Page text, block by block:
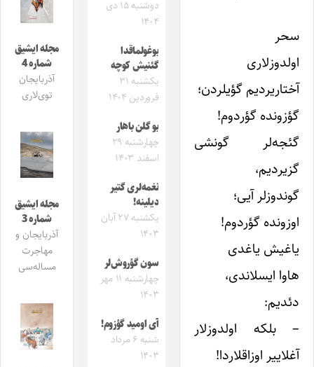
سحر
اولدوزلاری
آختاریردیم گؤیلردن؛
گؤزونده گؤردوم!
گئجه‌لر گونشی
گزیردیم،
گوندوزلر آیی؛
اوزونده گؤردوم!
یاغیش یاغدی
هاوا ایسلاندی،
دئدیم:
– بلکه اولدوزلار
آغلاییر اوزاقلاردا!
دوشنبه ۱۵ دی
۱۴۰۴
بوغولماقدا
گئنیش کوچه
یکشنبه ۳۱
فروردین ۱۴۰۴
بو گلن باهار
چهارشنبه ۲۹
اسفند ۱۴۰۳
نغمه‌لری گتیر
دیلینه!
یکشنبه ۲۷ آبان
۱۴۰۳
سون گؤروش‌لر
چهارشنبه ۱۱ مهر
۱۴۰۳
آی اومید گؤزوم!
شنبه ۶ مرداد
۱۴۰۳
مجله ایشیق
شماره 4
آذربایجان
توی‌لاری
مجله ایشیق
شماره 3
آذربایجان و
مهاجرت
مساله‌سی